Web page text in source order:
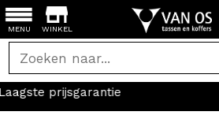
WINKEL
MENU